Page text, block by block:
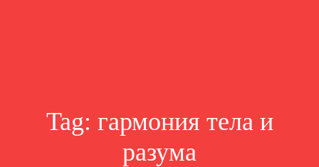
Tag: гармония тела и
разума